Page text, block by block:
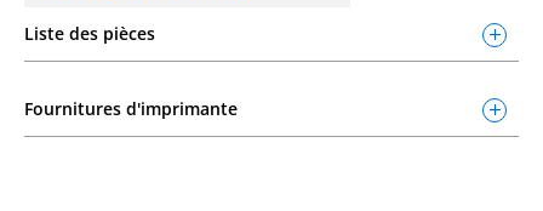
Liste des pièces
Fournitures d'imprimante